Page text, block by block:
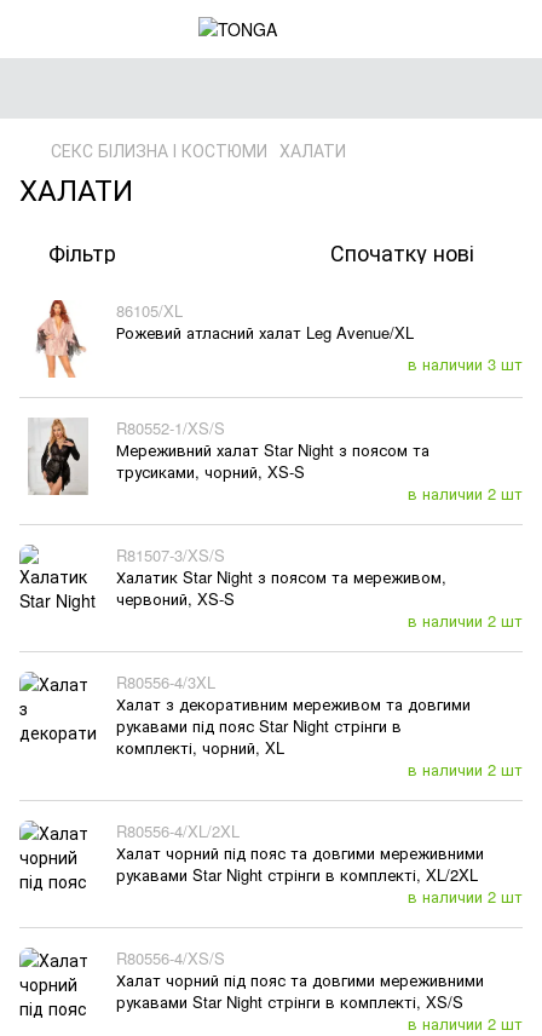
СЕКС БІЛИЗНА І КОСТЮМИ ХАЛАТИ
ХАЛАТИ
Фільтр Спочатку нові
86105/XL
Рожевий атласний халат Leg Avenue/XL
в наличии 3 шт
R80552-1/XS/S
Мереживний халат Star Night з поясом та
трусиками, чорний, XS-S
в наличии 2 шт
R81507-3/XS/S
Халатик Star Night з поясом та мереживом,
червоний, XS-S
в наличии 2 шт
R80556-4/3XL
Халат з декоративним мереживом та довгими
рукавами під пояс Star Night стрінги в
комплекті, чорний, XL
в наличии 2 шт
R80556-4/XL/2XL
Халат чорний під пояс та довгими мереживними
рукавами Star Night стрінги в комплекті, XL/2XL
в наличии 2 шт
R80556-4/XS/S
Халат чорний під пояс та довгими мереживними
рукавами Star Night стрінги в комплекті, XS/S
в наличии 2 шт